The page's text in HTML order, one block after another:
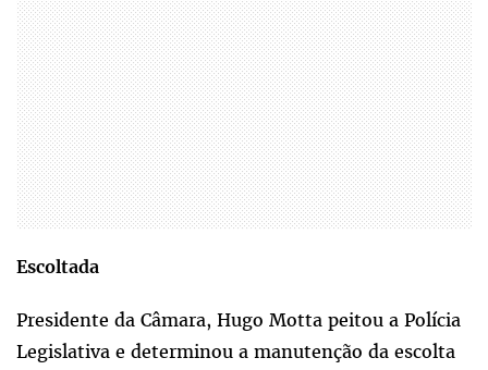
Escoltada
Presidente da Câmara, Hugo Motta peitou a Polícia
Legislativa e determinou a manutenção da escolta